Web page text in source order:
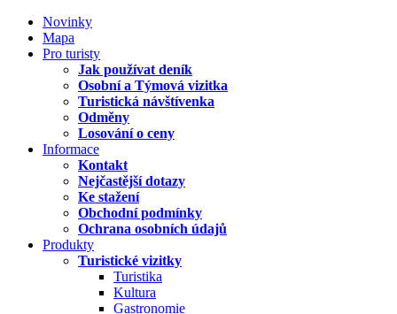
Novinky
Mapa
Pro turisty
Jak používat deník
Osobní a Týmová vizitka
Turistická návštívenka
Odměny
Losování o ceny
Informace
Kontakt
Nejčastější dotazy
Ke stažení
Obchodní podmínky
Ochrana osobních údajů
Produkty
Turistické vizitky
Turistika
Kultura
Gastronomie